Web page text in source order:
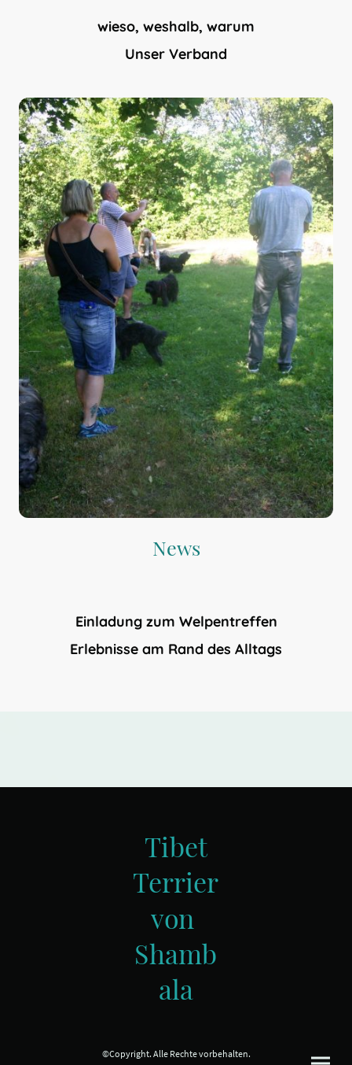
wieso, weshalb, warum
Unser Verband
News
Einladung zum Welpentreffen
Erlebnisse am Rand des Alltags
Tibet
Terrier
von
Shamb
ala
©Copyright. Alle Rechte vorbehalten.